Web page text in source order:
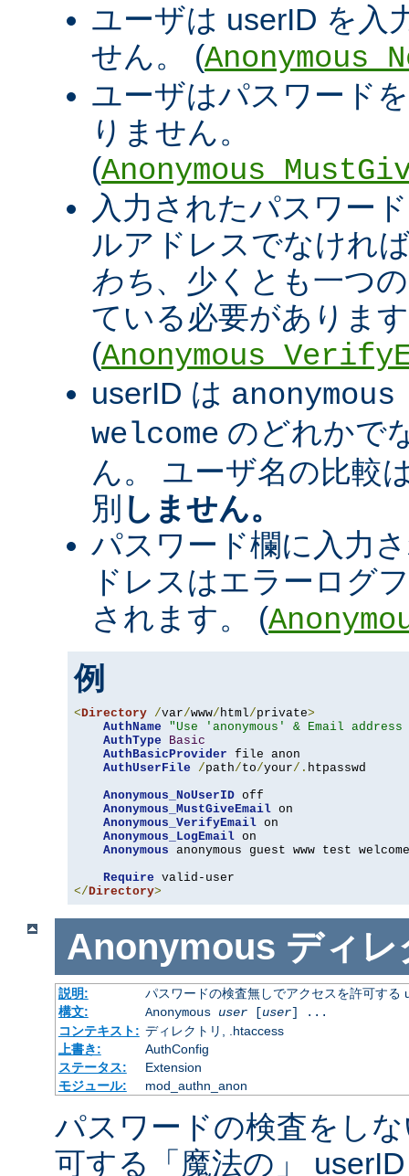
ユーザは userID を入
せん。 (
ユーザはパスワード
りません。
(
入力されたパスワー
ルアドレスでなけれ
わち、少くとも一つ
ている必要がありま
(
userID は
welcome のどれかで
ん。 ユーザ名の比較
別 しません。
パスワード欄に入力
ドレスはエラーログ
されます。 (
例
<Directory /var/www/ html/private>
AuthName
"Use 'anonymous' & Email
AuthType
Basic
AuthBasicProvider file anon
AuthUserFile
/path/to/your/. htpasswd
Anonymous_NoUserID off
Anonymous_MustGiveEmail on
Anonymous_VerifyEmail on
Anonymous_LogEmail on
Anonymous anonymous guest www test welcome
Require
</Directory>
Anonymous ディレ
説明:
パスワードの検査無しでアクセスを許可する
構文:
Anonymous user[user] ...
コンテキスト: ディレクトリ, .htaccess
上書き:
AuthConfig
ステータス:
Extension
モジュール:
mod_authn_anon
パスワードの検査をし
可する「魔法の」